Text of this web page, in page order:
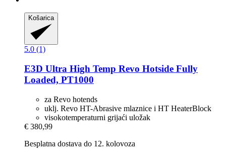
Košarica
5.0 (1)
E3D Ultra High Temp Revo Hotside Fully
Loaded, PT1000
za Revo hotends
uklj. Revo HT-Abrasive mlaznice i HT HeaterBlock
visokotemperaturni grijaći uložak
€ 380,99
Besplatna dostava do 12. kolovoza